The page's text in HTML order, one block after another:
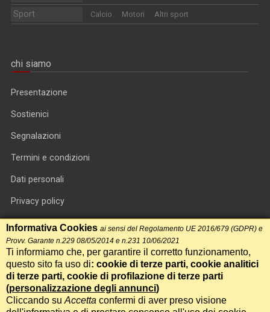
Sport Calcio Motori Altri sport
chi siamo
Presentazione
Sostienici
Segnalazioni
Termini e condizioni
Dati personali
Privacy policy
Informativa cookie
RSS feed
RSS Top News
Contatti
Informativa Cookies ai sensi del Regolamento UE 2016/679 (GDPR) e
Provv. Garante n.229 08/05/2014 e n.231 10/06/2021
Ti informiamo che, per garantire il corretto funzionamento,
questo sito fa uso di: cookie di terze parti, cookie analitici
di terze parti, cookie di profilazione di terze parti
(personalizzazione degli annunci)
Cliccando su Accetta confermi di aver preso visione